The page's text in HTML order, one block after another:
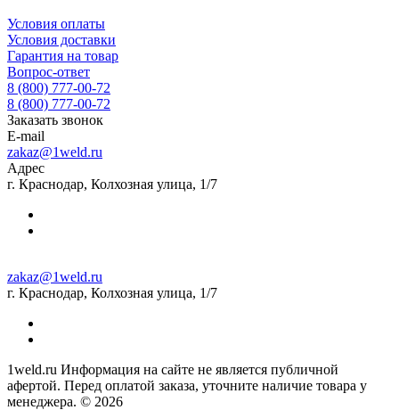
Условия оплаты
Условия доставки
Гарантия на товар
Вопрос-ответ
8 (800) 777-00-72
8 (800) 777-00-72
Заказать звонок
E-mail
zakaz@1weld.ru
Адрес
г. Краснодар, Колхозная улица, 1/7
zakaz@1weld.ru
г. Краснодар, Колхозная улица, 1/7
1weld.ru Информация на сайте не является публичной
афертой. Перед оплатой заказа, уточните наличие товара у
менеджера. © 2026